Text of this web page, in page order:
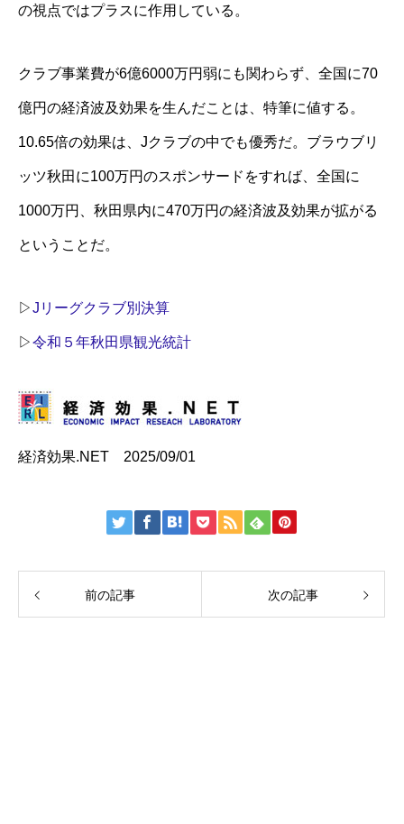
の視点ではプラスに作用している。
クラブ事業費が6億6000万円弱にも関わらず、全国に70
億円の経済波及効果を生んだことは、特筆に値する。
10.65倍の効果は、Jクラブの中でも優秀だ。ブラウブリ
ッツ秋田に100万円のスポンサードをすれば、全国に
1000万円、秋田県内に470万円の経済波及効果が拡がる
ということだ。
▷Jリーグクラブ別決算
▷令和５年秋田県観光統計
経済効果.NET 2025/09/01
前の記事 次の記事